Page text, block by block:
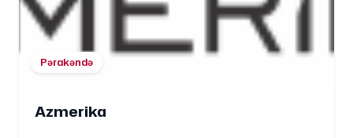
Pərakəndə
Azmerika